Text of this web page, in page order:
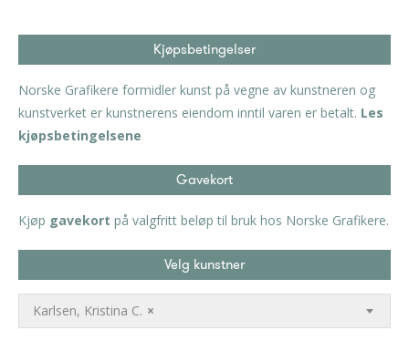
Kjøpsbetingelser
Norske Grafikere formidler kunst på vegne av kunstneren og
kunstverket er kunstnerens eiendom inntil varen er betalt. Les
kjøpsbetingelsene
Gavekort
Kjøp gavekort på valgfritt beløp til bruk hos Norske Grafikere.
Velg kunstner
×
Karlsen, Kristina C.